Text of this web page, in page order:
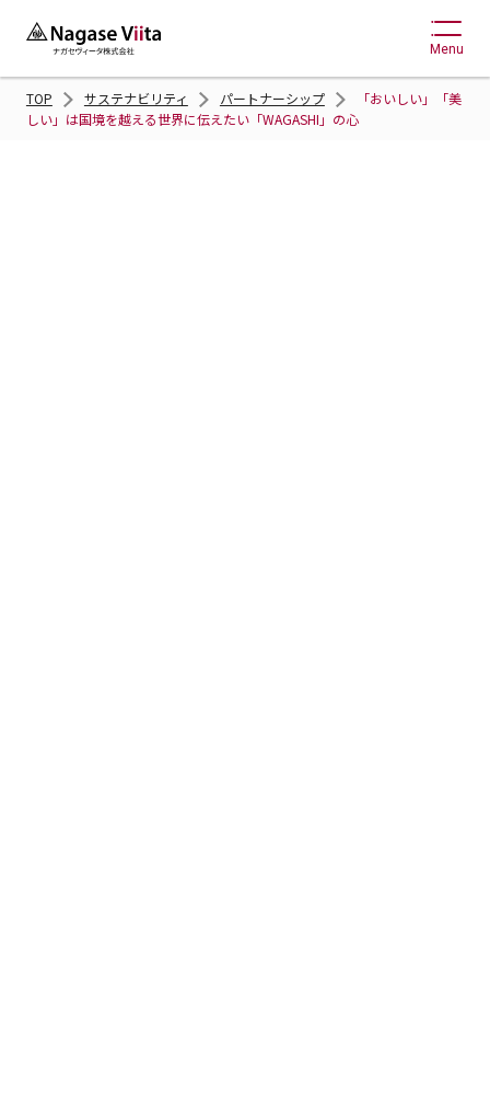
Menu
TOP サステナビリティ パートナーシップ
「おいしい」「美
しい」は国境を越える世界に伝えたい「WAGASHI」の心